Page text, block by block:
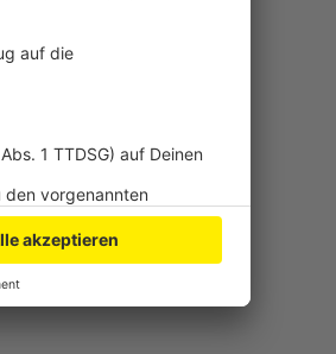
und Veranstaltungen